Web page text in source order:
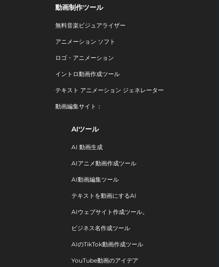
動画制作ツール
無料音楽ビジュアライザー
アニメーション ソフト
ロゴ・アニメーション
イントロ動画作成ツール
テキスト アニメーション ジェネレーター
動画編集サイト：
AIツール
AI 動画生成
AIアニメ動画作成ツール
AI動画編集ツール
テキストを動画にするAI
AIウェブサイト作成ツール。
ビジネス名作成ツール
AIのTikTok動画作成ツール
YouTube動画のアイデア